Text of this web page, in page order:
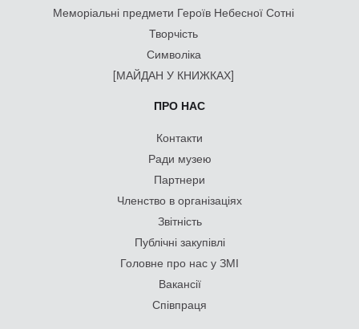
Меморіальні предмети Героїв Небесної Сотні
Творчість
Символіка
[МАЙДАН У КНИЖКАХ]
ПРО НАС
Контакти
Ради музею
Партнери
Членство в організаціях
Звітність
Публічні закупівлі
Головне про нас у ЗМІ
Вакансії
Співпраця